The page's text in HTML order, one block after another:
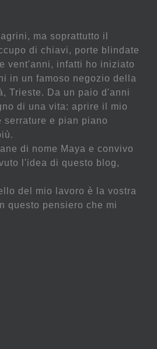
ma soprattutto il
di chiavi, porte blindate
vent'anni, infatti ho iniziato
in un famoso negozio della
Trieste. Da un paio d'anni
di una vita: aprire il mio
serrature e pian piano
di nome Maya e convivo
l'idea di questo blog,
del mio lavoro è la vostra
questo pensiero che mi